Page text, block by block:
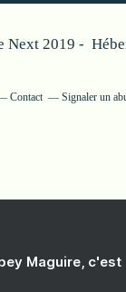
Next 2019 -
Contact Signaler un
Maguire,